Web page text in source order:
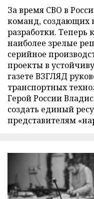
За время СВО в
команд, создающих
разработки. Теперь
наиболее зрелые
серийное
проекты в
газете ВЗГЛЯД
транспортных
Герой России
создать единый
представителям